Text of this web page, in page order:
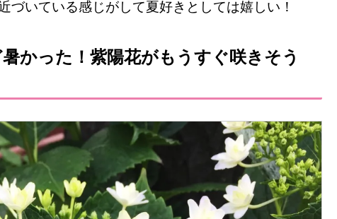
づいている感じがして夏好きとしては嬉しい！
かった！紫陽花がもうすぐ咲きそう